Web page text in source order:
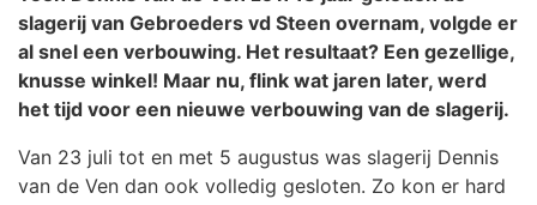
slagerij van Gebroeders vd Steen overnam, volgde er
al snel een verbouwing. Het resultaat? Een gezellige,
knusse winkel! Maar nu, flink wat jaren later, werd
het tijd voor een nieuwe verbouwing van de slagerij.
Van 23 juli tot en met 5 augustus was slagerij Dennis
van de Ven dan ook volledig gesloten. Zo kon er hard